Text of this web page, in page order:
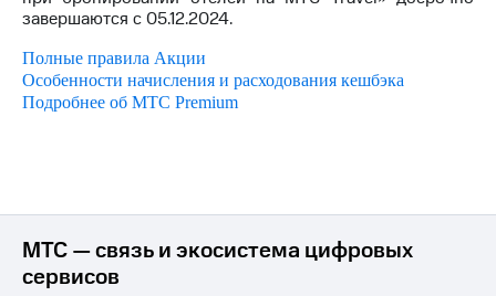
Перейти
на
Для дома
Спутниковое ТВ
тарифом
Интернет,
Скачать
Мой
МТС
МТС
интернета,
музыка
и многое
завершаются с 05.12.2024.
Полные правила Акции
Особенности начисления и расходования кешбэка
Подробнее об МТС Premium
МТС — связь и экосистема цифровых
сервисов